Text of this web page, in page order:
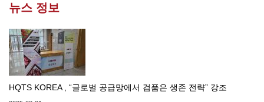
뉴스 정보
HQTS KOREA , “글로벌 공급망에서 검품은 생존 전략” 강조